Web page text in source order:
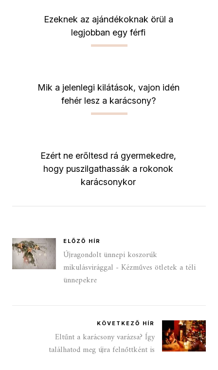
Ezeknek az ajándékoknak örül a
legjobban egy férfi
Mik a jelenlegi kilátások, vajon idén
fehér lesz a karácsony?
Ezért ne erőltesd rá gyermekedre,
hogy puszilgathassák a rokonok
karácsonykor
ELŐZŐ HÍR
Újragondolt ünnepi koszorúk
mikulásvirággal - Kézműves ötletek a téli
ünnepekre
KÖVETKEZŐ HÍR
Eltűnt a karácsony varázsa? Így
találhatod meg újra felnőttként is